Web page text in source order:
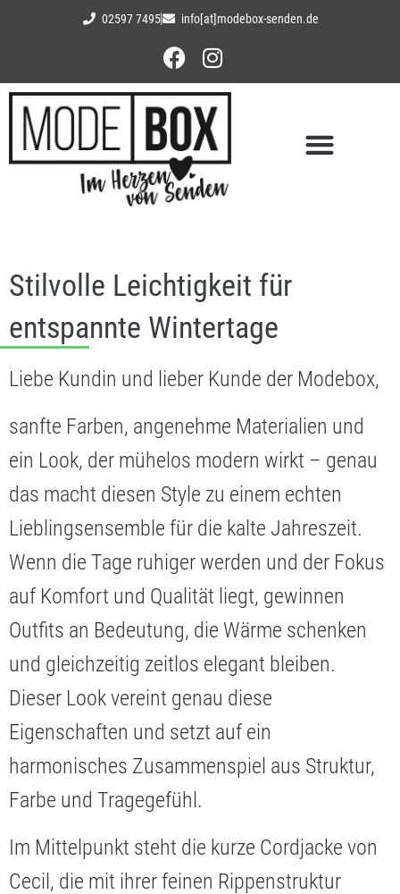
02597 7495 info[at]modebox-senden.de
Stilvolle Leichtigkeit für
entspannte Wintertage
Liebe Kundin und lieber Kunde der Modebox,
sanfte Farben, angenehme Materialien und
ein Look, der mühelos modern wirkt – genau
das macht diesen Style zu einem echten
Lieblingsensemble für die kalte Jahreszeit.
Wenn die Tage ruhiger werden und der Fokus
auf Komfort und Qualität liegt, gewinnen
Outfits an Bedeutung, die Wärme schenken
und gleichzeitig zeitlos elegant bleiben.
Dieser Look vereint genau diese
Eigenschaften und setzt auf ein
harmonisches Zusammenspiel aus Struktur,
Farbe und Tragegefühl.
Im Mittelpunkt steht die kurze Cordjacke von
Cecil, die mit ihrer feinen Rippenstruktur